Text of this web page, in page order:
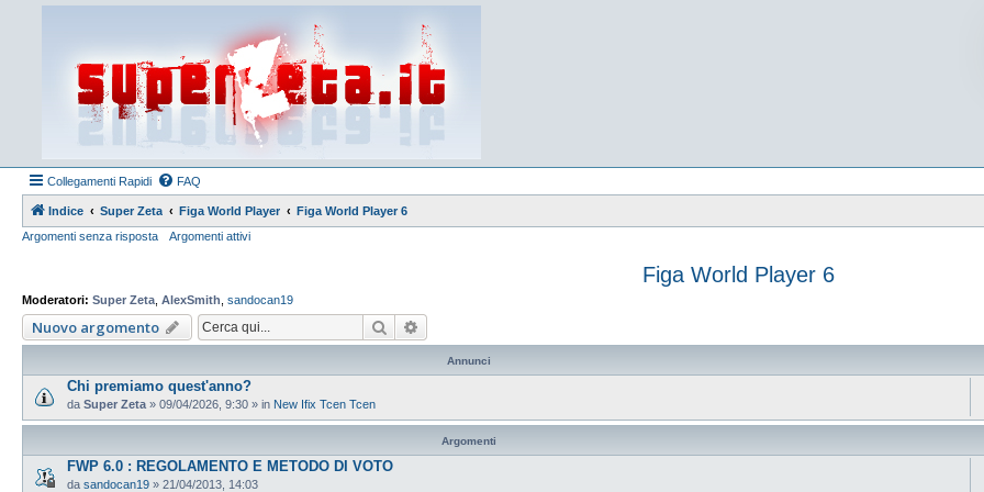
Collegamenti Rapidi FAQ
Indice Super Zeta Figa World Player
Figa World Player 6
Argomenti senza risposta
Argomenti attivi
Figa World Player 6
Moderatori: Super Zeta AlexSmith sandocan19
Nuovo argomento Cerca
Annunci
Chi premiamo quest'anno?
da Super Zeta » 09/04/2026, 9:30 » in New Ifix Tcen Tcen
Argomenti
FWP 6.0 : REGOLAMENTO E METODO DI VOTO
da sandocan19 » 21/04/2013, 14:03